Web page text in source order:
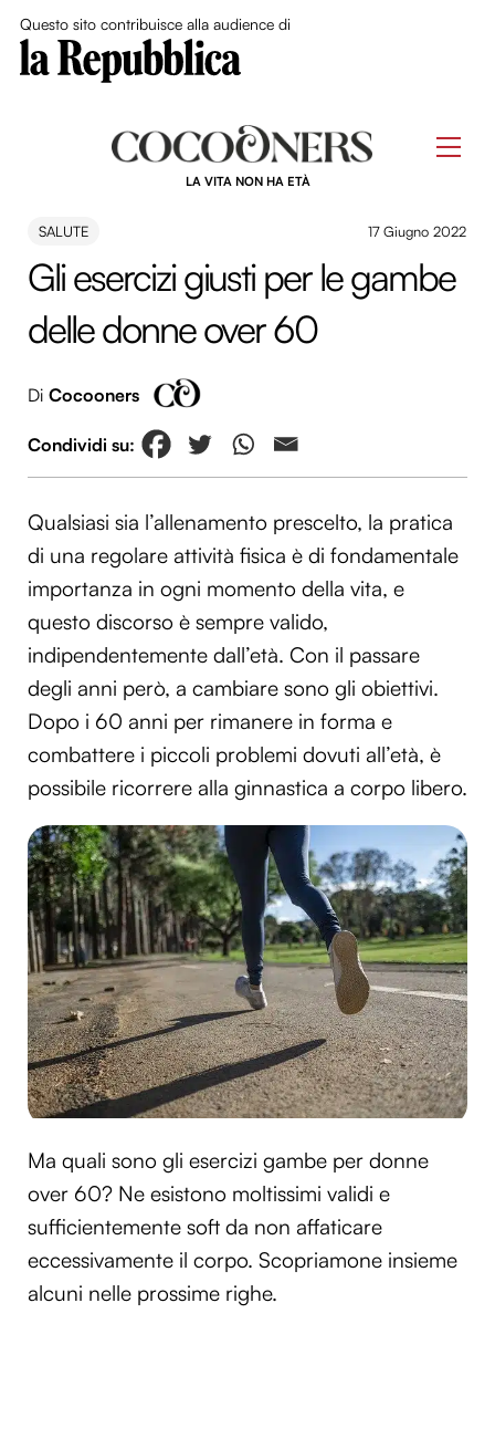
Questo sito contribuisce alla audience di
LA VITA NON HA ETÀ
SALUTE 17 Giugno 2022
Gli esercizi giusti per le gambe
delle donne over 60
Di Cocooners
Qualsiasi sia l’allenamento prescelto, la pratica
di una regolare attività fisica è di fondamentale
importanza in ogni momento della vita, e
questo discorso è sempre valido,
indipendentemente dall’età. Con il passare
degli anni però, a cambiare sono gli obiettivi.
Dopo i 60 anni per rimanere in forma e
combattere i piccoli problemi dovuti all’età, è
possibile ricorrere alla ginnastica a corpo libero.
Ma quali sono gli esercizi gambe per donne
over 60? Ne esistono moltissimi validi e
sufficientemente soft da non affaticare
eccessivamente il corpo. Scopriamone insieme
alcuni nelle prossime righe.